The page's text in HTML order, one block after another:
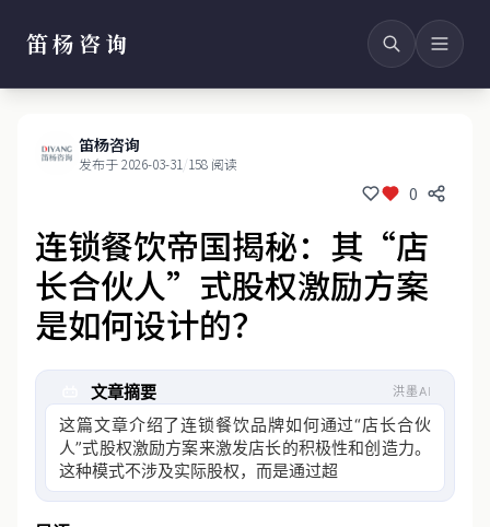
笛杨咨询
笛杨咨询
发布于 2026-03-31/158 阅读
0
连锁餐饮帝国揭秘：其“店
长合伙人”式股权激励方案
是如何设计的？
文章摘要 洪墨AI
这篇文章介绍了连锁餐饮品牌如何通过“店长合伙
人”式股权激励方案来激发店长的积极性和创造力。
这种模式不涉及实际股权，而是通过超额利润分享
和“师徒制”